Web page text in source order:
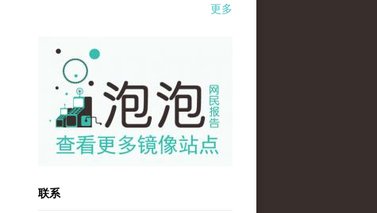
更多
pao-pao-banner-mirror-site-120814.jpg
联系